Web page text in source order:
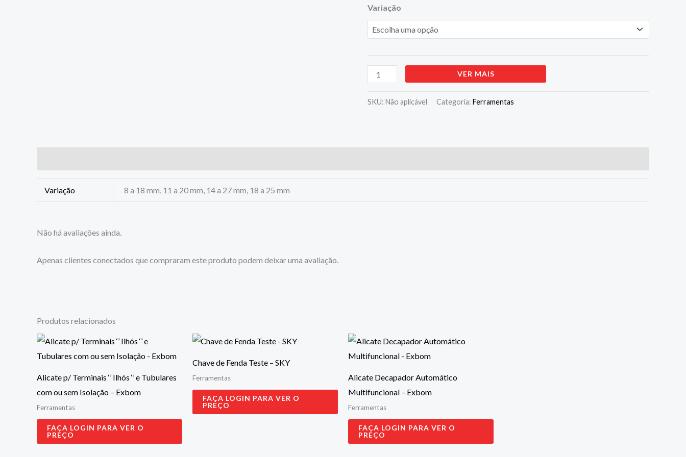
Variação
quantidade
VER MAIS
SKU: Não aplicável Categoria: Ferramentas
Variação 8 a 18 mm, 11 a 20 mm, 14 a 27 mm, 18 a 25 mm
Não há avaliações ainda.
Apenas clientes conectados que compraram este produto podem deixar uma avaliação.
Produtos relacionados
Alicate p/ Terminais ‘’ Ilhós ‘’ e Tubulares
com ou sem Isolação – Exbom
Ferramentas
FAÇA LOGIN PARA VER O
PREÇO
Chave de Fenda Teste – SKY
Ferramentas
FAÇA LOGIN PARA VER O
PREÇO
Alicate Decapador Automático
Multifuncional – Exbom
Ferramentas
FAÇA LOGIN PARA VER O
PREÇO